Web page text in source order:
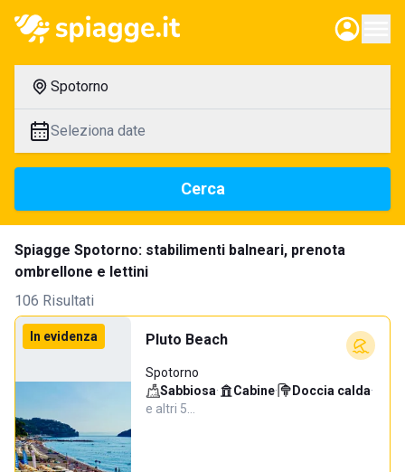
Spotorno
Seleziona date
Cerca
Spiagge Spotorno: stabilimenti balneari, prenota
ombrellone e lettini
106 Risultati
In evidenza Pluto Beach
Spotorno
Sabbiosa· Cabine· Doccia calda·
e altri 5…